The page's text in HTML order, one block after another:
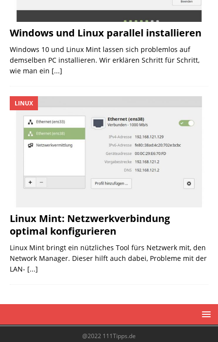
Windows und Linux parallel installieren
Windows 10 und Linux Mint lassen sich problemlos auf
demselben PC installieren. Wir erklären Schritt für Schritt,
wie man ein [...]
Linux Mint: Netzwerkverbindung
optimal konfigurieren
LINUX
Linux Mint bringt ein nützliches Tool fürs Netzwerk mit, den
Network Manager. Dieser hilft auch dabei, Probleme mit der
LAN- [...]
@2022 111Tipps.de